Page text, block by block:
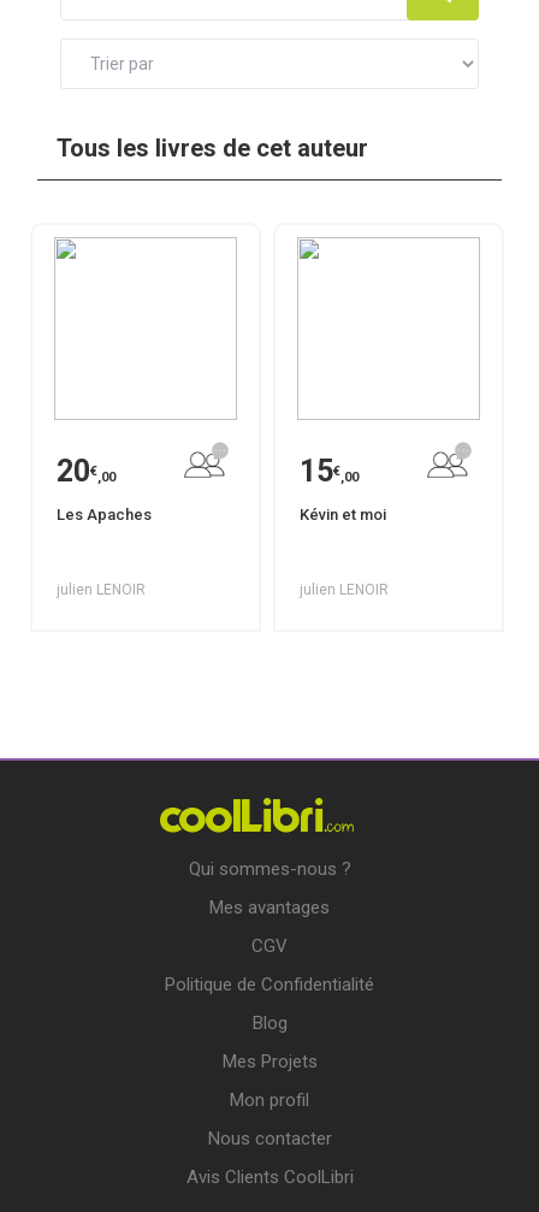
Tous les livres de cet auteur
20€,00
Les Apaches
julien LENOIR
15€,00
Kévin et moi
julien LENOIR
Qui sommes-nous ?
Mes avantages
CGV
Politique de Confidentialité
Blog
Mes Projets
Mon profil
Nous contacter
Avis Clients CoolLibri